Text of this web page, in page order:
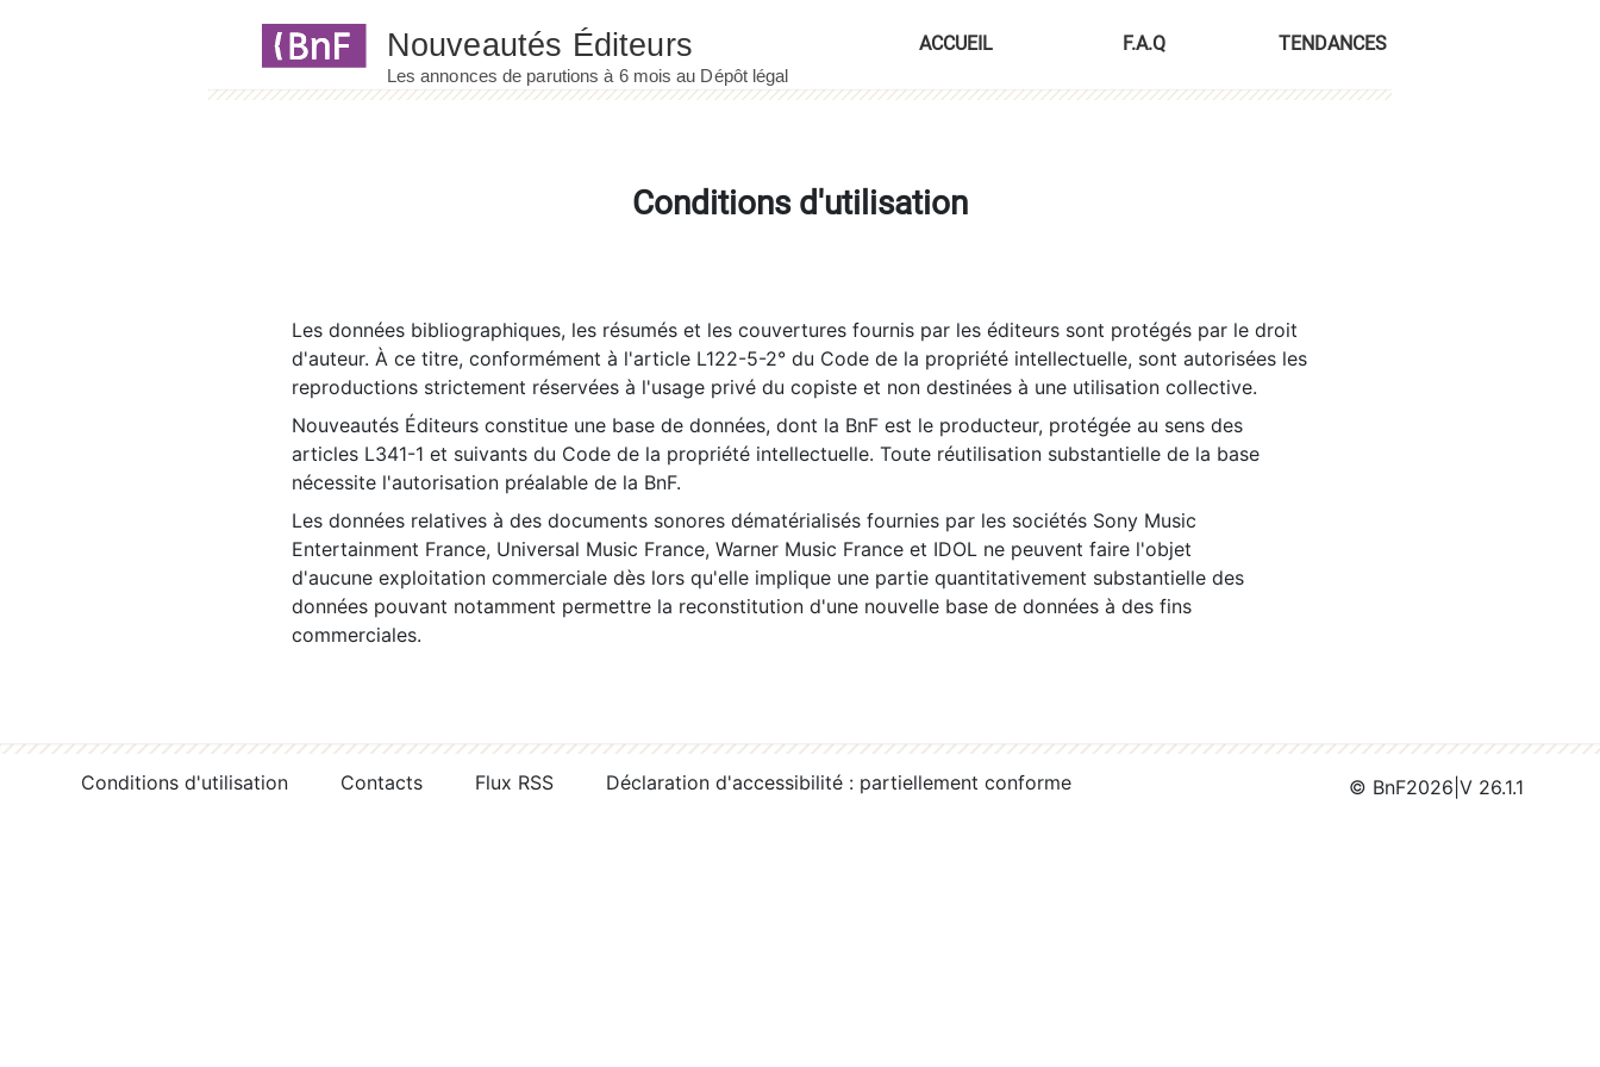
ACCUEIL F.A.Q TENDANCES
Conditions d'utilisation
Les données bibliographiques, les résumés et les couvertures fournis par les éditeurs sont protégés par le droit
d'auteur. À ce titre, conformément à l'article L122-5-2° du Code de la propriété intellectuelle, sont autorisées les
reproductions strictement réservées à l'usage privé du copiste et non destinées à une utilisation collective.
Nouveautés Éditeurs constitue une base de données, dont la BnF est le producteur, protégée au sens des
articles L341-1 et suivants du Code de la propriété intellectuelle. Toute réutilisation substantielle de la base
nécessite l'autorisation préalable de la BnF.
Les données relatives à des documents sonores dématérialisés fournies par les sociétés Sony Music
Entertainment France, Universal Music France, Warner Music France et IDOL ne peuvent faire l'objet
d'aucune exploitation commerciale dès lors qu'elle implique une partie quantitativement substantielle des
données pouvant notamment permettre la reconstitution d'une nouvelle base de données à des fins
commerciales.
Conditions d'utilisation Contacts Flux RSS Déclaration d'accessibilité : partiellement conforme © BnF2026 V 26.1.1